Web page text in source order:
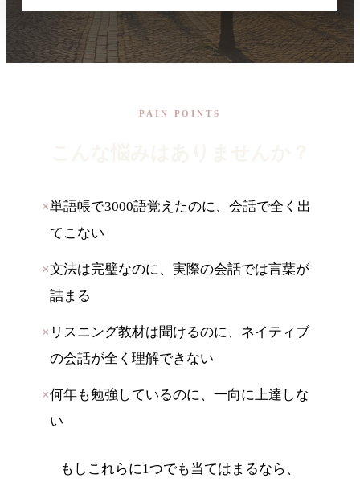
PAIN POINTS
×単語帳で3000語覚えたのに、会話で全く出
てこない
×文法は完璧なのに、実際の会話では言葉が
詰まる
× リスニング教材は聞けるのに、ネイティブ
の会話が全く理解できない
×何年も勉強しているのに、一向に上達しな
い
もしこれらに1つでも当てはまるなら、